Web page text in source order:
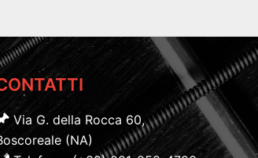
Via G. della Rocca 60,
(NA)